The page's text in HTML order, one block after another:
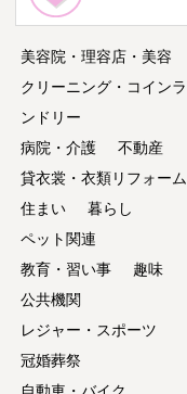
美容院・理容店・美容
クリーニング・コインラ
ンドリー
病院・介護
不動産
貸衣裳・衣類リフォーム
住まい
暮らし
ペット関連
教育・習い事
趣味
公共機関
レジャー・スポーツ
冠婚葬祭
自動車・バイク